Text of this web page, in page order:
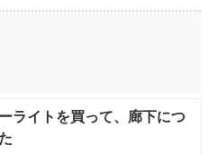
ライトを買って、廊下につ